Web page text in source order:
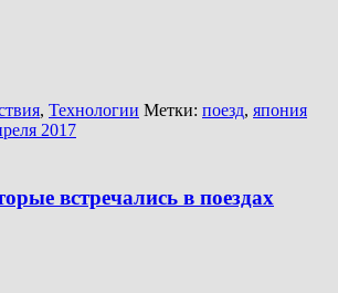
, Технологии Метки: поезд, япония
2017
встречались в поездах